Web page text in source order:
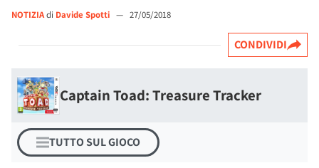
NOTIZIAdi Davide Spotti — 27/05/2018
CONDIVIDI
Captain Toad: Treasure Tracker
TUTTO SUL GIOCO